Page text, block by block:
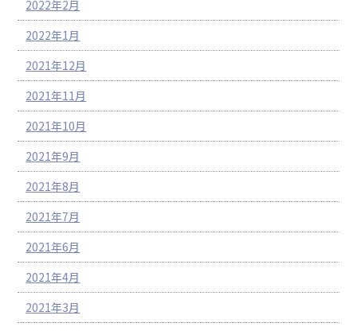
2022年2月
2022年1月
2021年12月
2021年11月
2021年10月
2021年9月
2021年8月
2021年7月
2021年6月
2021年4月
2021年3月